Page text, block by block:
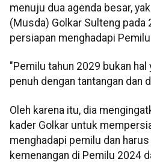
menuju dua agenda besar,
(Musda) Golkar Sulteng pada
persiapan menghadapi
"Pemilu tahun 2029 bukan hal
penuh dengan tantangan dan
Oleh karena itu, dia
kader Golkar untuk
menghadapi pemilu dan harus
kemenangan di Pemilu 2024